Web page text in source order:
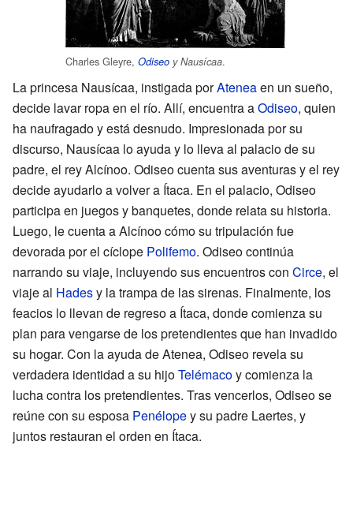
Charles Gleyre, Odiseo y Nausícaa.
La princesa Nausícaa, instigada porAteneaen un sueño,
decide lavar ropa en el río. Allí, encuentra aOdiseo, quien
ha naufragado y está desnudo. Impresionada por su
discurso, Nausícaa lo ayuda y lo lleva al palacio de su
padre, el rey Alcínoo. Odiseo cuenta sus aventuras y el rey
decide ayudarlo a volver a Ítaca. En el palacio, Odiseo
participa en juegos y banquetes, donde relata su historia.
Luego, le cuenta a Alcínoo cómo su tripulación fue
devorada por el cíclope Polifemo. Odiseo continúa
narrando su viaje, incluyendo sus encuentros con Circe, el
viaje al Hadesy la trampa de las sirenas. Finalmente, los
feacios lo llevan de regreso a Ítaca, donde comienza su
plan para vengarse de los pretendientes que han invadido
su hogar. Con la ayuda de Atenea, Odiseo revela su
verdadera identidad a su hijoTelémacoy comienza la
lucha contra los pretendientes. Tras vencerlos, Odiseo se
reúne con su esposa Penélopey su padre Laertes, y
juntos restauran el orden en Ítaca.